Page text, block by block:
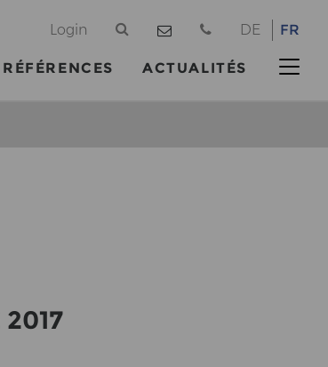
DE FR
Login
RÉFÉRENCES ACTUALITÉS
2017